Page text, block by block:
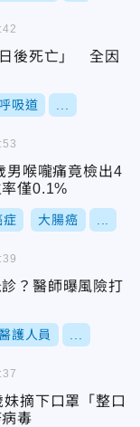
後死亡」 全因
呼吸道
男喉嚨痛竟檢出4
僅0.1%
症 大腸癌
？醫師曝風險打
護人員
摘下口罩「整口
毒